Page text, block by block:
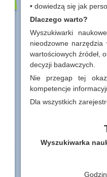
• dowiedzą się jak
Dlaczego warto?
Wyszukiwarki
nieodzowne
wartościowych źródeł,
decyzji badawczych.
Nie przegap tej
kompetencje
Dla wszystkich
Wyszukiwarka